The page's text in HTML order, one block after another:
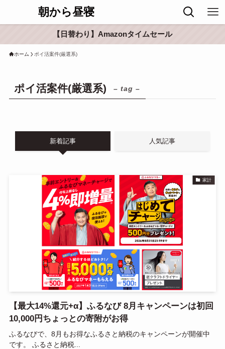
朝から昼寝
【日替わり】Amazonタイムセール
ホーム ポイ活案件(厳選系)
ポイ活案件(厳選系) – tag –
新着記事 人気記事
家計
【最大14%還元+α】ふるなび 8月キャンペーンは初回
10,000円ちょっとの寄附がお得
ふるなびで、8月もお得なふるさと納税のキャンペーンが開催中
です。 ふるさと納税...